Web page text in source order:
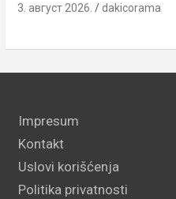
3. август 2026. dakicorama
Impresum
Kontakt
Uslovi korišćenja
Politika privatnosti